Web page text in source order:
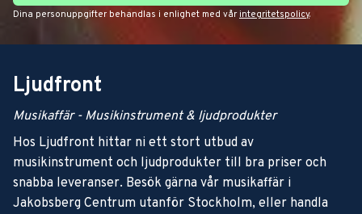
Dina personuppgifter behandlas i enlighet med vår integritetspolicy.
Ljudfront
Musikaffär - Musikinstrument & ljudprodukter
Hos Ljudfront hittar ni ett stort utbud av
musikinstrument och ljudprodukter till bra priser och
snabba leveranser. Besök gärna vår musikaffär i
Jakobsberg Centrum utanför Stockholm, eller handla